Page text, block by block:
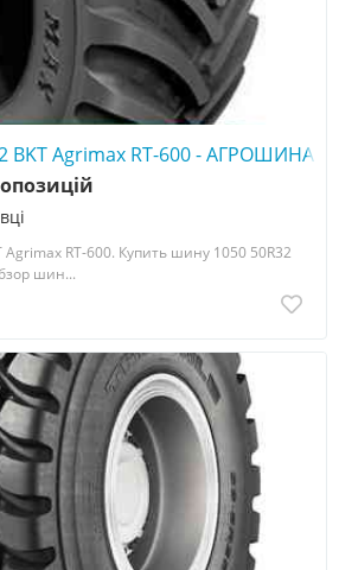
BKT Agrimax RT-600 - АГРОШИНА ☎️
RT-600. Купить шину 1050 50R32
шин...